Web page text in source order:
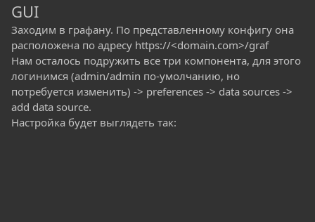
GUI
Заходим в графану. По представленному конфигу она
расположена по адресу https://<domain.com>/graf
Нам осталось подружить все три компонента, для этого
логинимся (admin/admin по-умолчанию, но
потребуется изменить) -> preferences -> data sources ->
add data source.
Настройка будет выглядеть так: